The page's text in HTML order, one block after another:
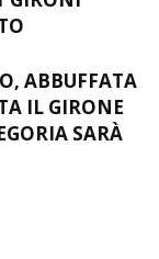
COPPA
ABBUFFATA
IL GIRONE
SARÀ